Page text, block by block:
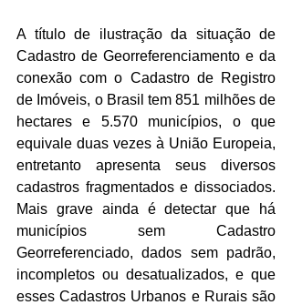
A título de ilustração da situação de
Cadastro de Georreferenciamento e da
conexão com o Cadastro de Registro
de Imóveis, o Brasil tem 851 milhões de
hectares e 5.570 municípios, o que
equivale duas vezes à União Europeia,
entretanto apresenta seus diversos
cadastros fragmentados e dissociados.
Mais grave ainda é detectar que há
municípios sem Cadastro
Georreferenciado, dados sem padrão,
incompletos ou desatualizados, e que
esses Cadastros Urbanos e Rurais são